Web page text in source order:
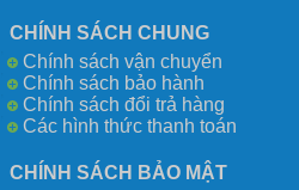
CHÍNH SÁCH CHUNG
Chính sách vận chuyển
Chính sách bảo hành
Chính sách đổi trả hàng
Các hình thức thanh toán
CHÍNH SÁCH BẢO MẬT